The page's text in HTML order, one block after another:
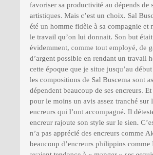
favoriser sa productivité au dépends de
artistiques. Mais c’est un choix. Sal
été un homme fidèle à sa compagnie et
le travail qu’on lui donnait. Son but
évidemment, comme tout employé, de
d’argent possible en rendant un travail
cette époque que je situe jusqu’au
les compositions de Sal Buscema sont
dépendent beaucoup de ses encreurs.
pour le moins un avis assez tranché sur
encreurs qui l’ont accompagné. Il
encreur rajoute son style sur le sien.
n’a pas apprécié des encreurs comme
beaucoup d’encreurs philippins comme